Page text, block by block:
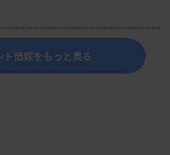
ト情報をもっと見る